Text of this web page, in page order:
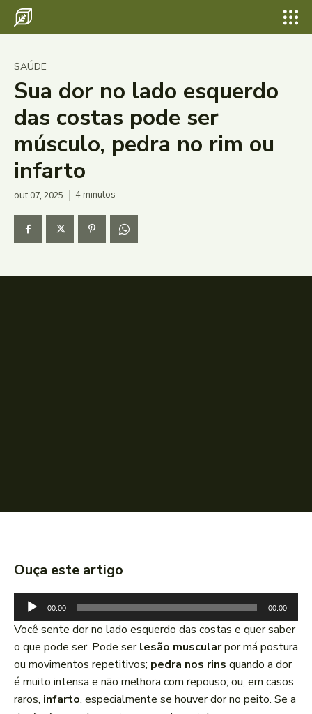
SAÚDE
Sua dor no lado esquerdo
das costas pode ser
músculo, pedra no rim ou
infarto
out 07, 2025 4minutos
Ouça este artigo
o
c
a
d
o
r
00:00 00:00
Você sente dor no lado esquerdo das costas e quer saber
o que pode ser. Pode serlesão muscularpor má postura
ou movimentos repetitivos; pedra nos rins quando a dor
é muito intensa e não melhora com repouso; ou, em casos
raros, infarto, especialmente se houver dor no peito. Se a